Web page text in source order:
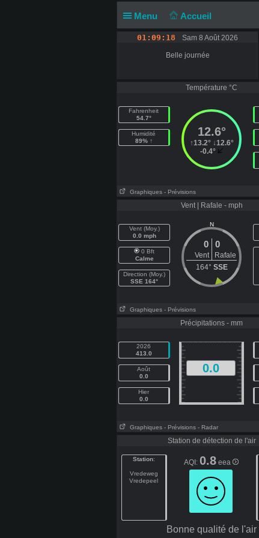
Menu Accueil
01:09:18 Sam 8 Août 2026
Belle journée
Température °C
Fahrenheit
54.7°
Humidité
89% ↑
12.6°
↑13.2°↓12.6°
-0.4°
Graphiques - Prévisions
Vent | Rafale - mph
Vent (Moy.)
0.0 mph
0 Bft
Calme
Direction (Moy.)
SSE 164°
N
0 0
Vent
Rafale
164° SSE
Graphiques - Prévisions
Précipitations - mm
2026
413.0
Août
0.0
Hier
0.0
0.0
Graphiques - Prévisions - Radar
Station de détection de l'air
Station:
Vredeweg
Vredepeel
AQI: 0.8 eea
Bonne qualité de l'air